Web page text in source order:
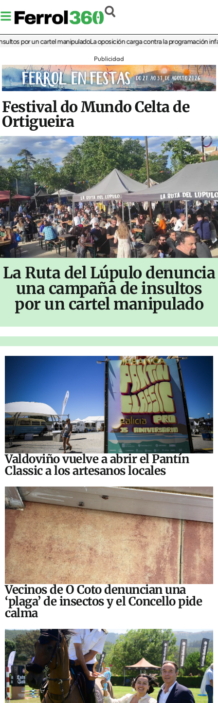
por un cartel manipuladoLa oposición carga contra la programación infantil
Publicidad
Festival do Mundo Celta de
Ortigueira
La Ruta del Lúpulo denuncia
una campaña de insultos
por un cartel manipulado
Valdoviño vuelve a abrir el Pantín
Classic a los artesanos locales
Vecinos de O Coto denuncian una
‘plaga’ de insectos y el Concello pide
calma